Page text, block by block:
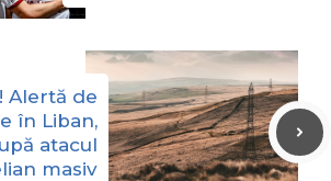
Alertă de
în Liban,
atacul
masiv